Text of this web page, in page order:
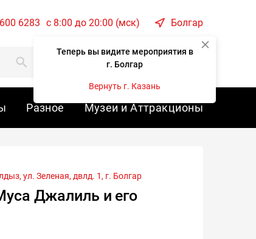
6283 c 8:00 до 20:00 (мск) Болгар
Теперь вы видите мероприятия в
г. Болгар
Вернуть г. Казань
Корзина
Разное Музеи и Аттракционы
ул. Зеленая, двлд. 1, г. Болгар
Джалиль и его